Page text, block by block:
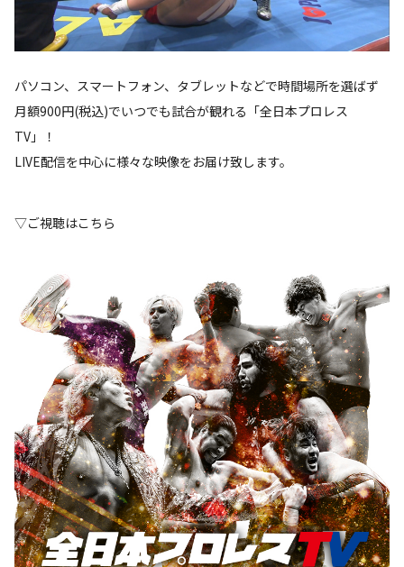
パソコン、スマートフォン、タブレットなどで時間場所を選ばず
月額900円(税込)でいつでも試合が観れる「全日本プロレス
TV」！
LIVE配信を中心に様々な映像をお届け致します。
▽ご視聴はこちら